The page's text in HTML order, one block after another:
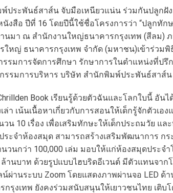
ประพันธ์สาส์น จับมือเหนียวแน่น ร่วมกันปลูกฝั
งสือ ปีที่ 16 โดยปีนี้ใช้ชื่อโครงการว่า “ปลูกทัก
นมา ณ สำนักงานใหญ่ธนาคารกรุงเทพ (สีลม) ภ
ใหญ่ ธนาคารกรุงเทพ จำกัด (มหาชน)เข้าร่วม
รมการจัดการศึกษา รักษาการในตำแหน่งที่ปรึ
กรรมการบริหาร บริษัท สำนักพิมพ์ประพันธ์สาส์น
Book เรียนรู้ด้วยตัวฉันและโลกใบนี้ อั
ล่า เน้นเนื้อหาเกี่ยวกับการสอนให้เด็กรู้จักตัวเ
น 10 เรื่อง เพื่อเสริมทักษะให้เด็กประถมวัย แล
ระจำห้องสมุด สามารถสร้างเสริมพัฒนาการ ก
วนกว่า 100,000 เล่ม มอบให้แก่ห้องสมุดประจ
านบาท ด้วยรูปแบบไฮบริดอีเวนต์ มีตัวแทนจากโ
ผ่านระบบ Zoom โดยแสดงภาพผ่านจอ LED ด้
กรุงเทพ ยังคงร่วมสนับสนุนให้เยาวชนไทย เติ